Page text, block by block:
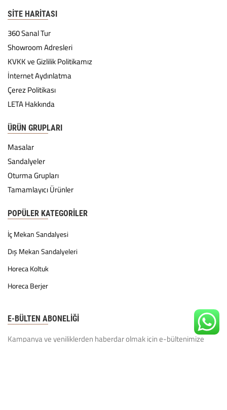
SITE HARITASI
360 Sanal Tur
Showroom Adresleri
KVKK ve Gizlilik Politikamız
İnternet Aydınlatma
Çerez Politikası
LETA Hakkında
ÜRÜN GRUPLARI
Masalar
Sandalyeler
Oturma Grupları
Tamamlayıcı Ürünler
POPÜLER KATEGORILER
İç Mekan Sandalyesi
Dış Mekan Sandalyeleri
Horeca Koltuk
Horeca Berjer
E-BÜLTEN ABONELİĞİ
Kampanya ve yeniliklerden haberdar olmak için e-bültenimize